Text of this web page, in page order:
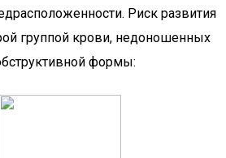
Риск развития
группой крови, недоношенных
формы: